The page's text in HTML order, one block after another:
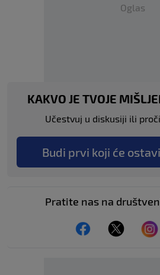
Oglas
KAKVO JE TVOJE
Učestvuj u diskusiji ili
Budi prvi koji će
Pratite nas na